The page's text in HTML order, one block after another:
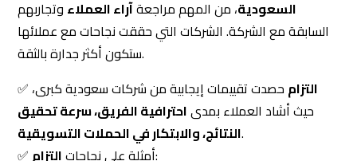
✅
التزامحصدت تقييمات إيجابية من شركات سعودية كبرى،
حيث أشاد العملاء بمدىاحترافية الفريق، سرعة تحقيق
النتائج، والابتكار في الحملات التسويقية
✅ أمثلة على نجاحات التزام
🔹 تحسين ترتيب مواقع العديد من العملاء في محركات البحث
باستخدام استراتيجيات
SEO المتقدمة
🔹 إدارة حملات إعلانية ناجحة ساهمت في زيادة مبيعات